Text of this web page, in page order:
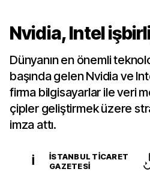
Nvidia, Intel
Dünyanın en önemli
başında gelen Nvidia ve
firma bilgisayarlar ile veri
çipler geliştirmek üzere
imza attı.
İ
İSTANBUL TICARET
GAZETESI